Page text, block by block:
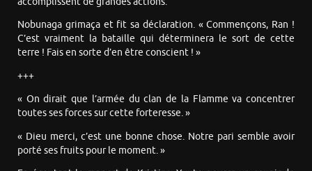
Nobunaga grimaça et fit sa déclaration. « Commençons, Ran !
C’est vraiment la bataille qui déterminera le sort de cette
terre ! Fais en sorte d’en être conscient ! »
+++
« On dirait que l’armée du clan de la Flamme va concentrer
toutes ses forces sur cette forteresse. »
« Dieu merci, c’est une bonne chose. Notre pari semble avoir
porté ses fruits pour le moment. »